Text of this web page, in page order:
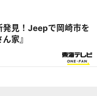
発見！Jeepで岡崎市を
家』